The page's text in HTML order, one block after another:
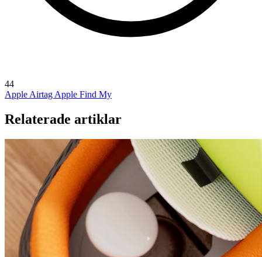
44
Apple Airtag Apple Find My
Relaterade artiklar